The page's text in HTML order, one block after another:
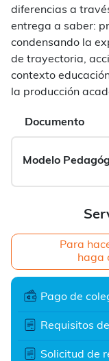
Para
haga
Pago de
Requisitos
Solicitud de
diferencias a
entrega a saber:
condensando la
de trayectoria,
contexto
la producción
Documento
Modelo